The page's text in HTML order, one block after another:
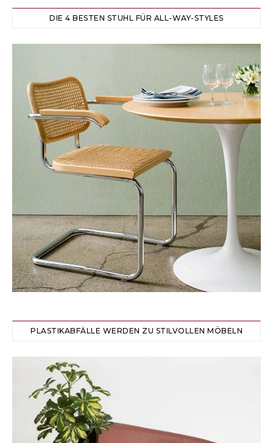
DIE 4 BESTEN STUHL FÜR ALL-WAY-STYLES
PLASTIKABFÄLLE WERDEN ZU STILVOLLEN MÖBELN